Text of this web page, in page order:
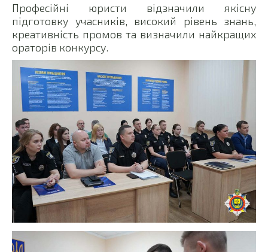
Професійні юристи відзначили якісну
підготовку учасників, високий рівень знань,
креативність промов та визначили найкращих
ораторів конкурсу.